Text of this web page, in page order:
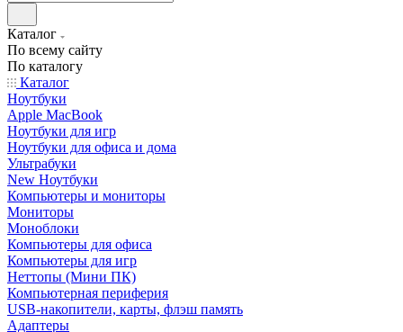
Каталог
По всему сайту
По каталогу
Каталог
Ноутбуки
Apple MacBook
Ноутбуки для игр
Ноутбуки для офиса и дома
Ультрабуки
New Ноутбуки
Компьютеры и мониторы
Мониторы
Моноблоки
Компьютеры для офиса
Компьютеры для игр
Неттопы (Мини ПК)
Компьютерная периферия
USB-накопители, карты, флэш память
Адаптеры